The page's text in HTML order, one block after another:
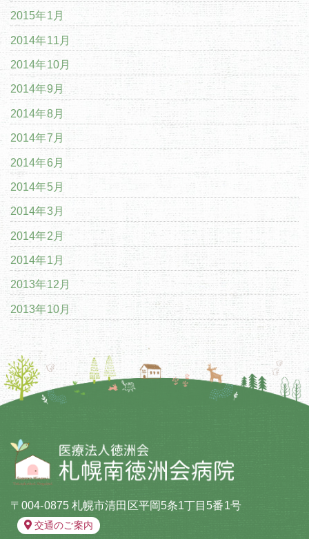
2015年1月
2014年11月
2014年10月
2014年9月
2014年8月
2014年7月
2014年6月
2014年5月
2014年3月
2014年2月
2014年1月
2013年12月
2013年10月
〒004-0875 札幌市清田区平岡5条1丁目5番1号
交通のご案内